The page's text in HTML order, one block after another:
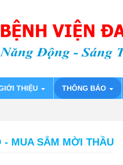
THIỆU THÔNG BÁO
- MUA SẮM MỜI THẦU